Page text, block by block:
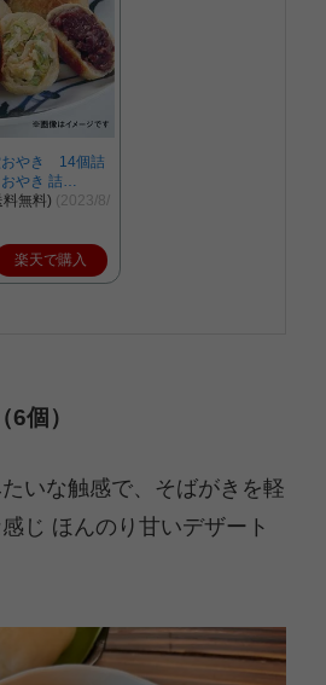
おやき 14個詰
やき 詰…
無料) (2023/8/
楽天で購入
個）
いな触感で、そばがきを軽
じ ほんのり甘いデザート